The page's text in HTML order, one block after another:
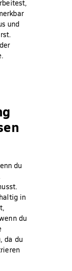
und
du
in
du
da du